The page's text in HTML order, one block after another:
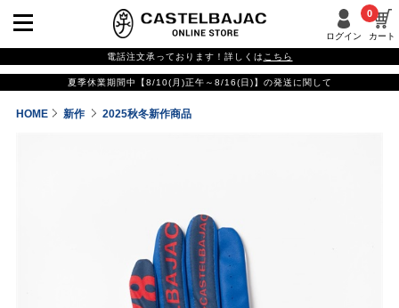
ログイン カート
0
電話注文承っております！詳しくは こちら
夏季休業期間中【8/10(月)正午～8/16(日)】の発送に関して
HOME 新作 2025秋冬新作商品